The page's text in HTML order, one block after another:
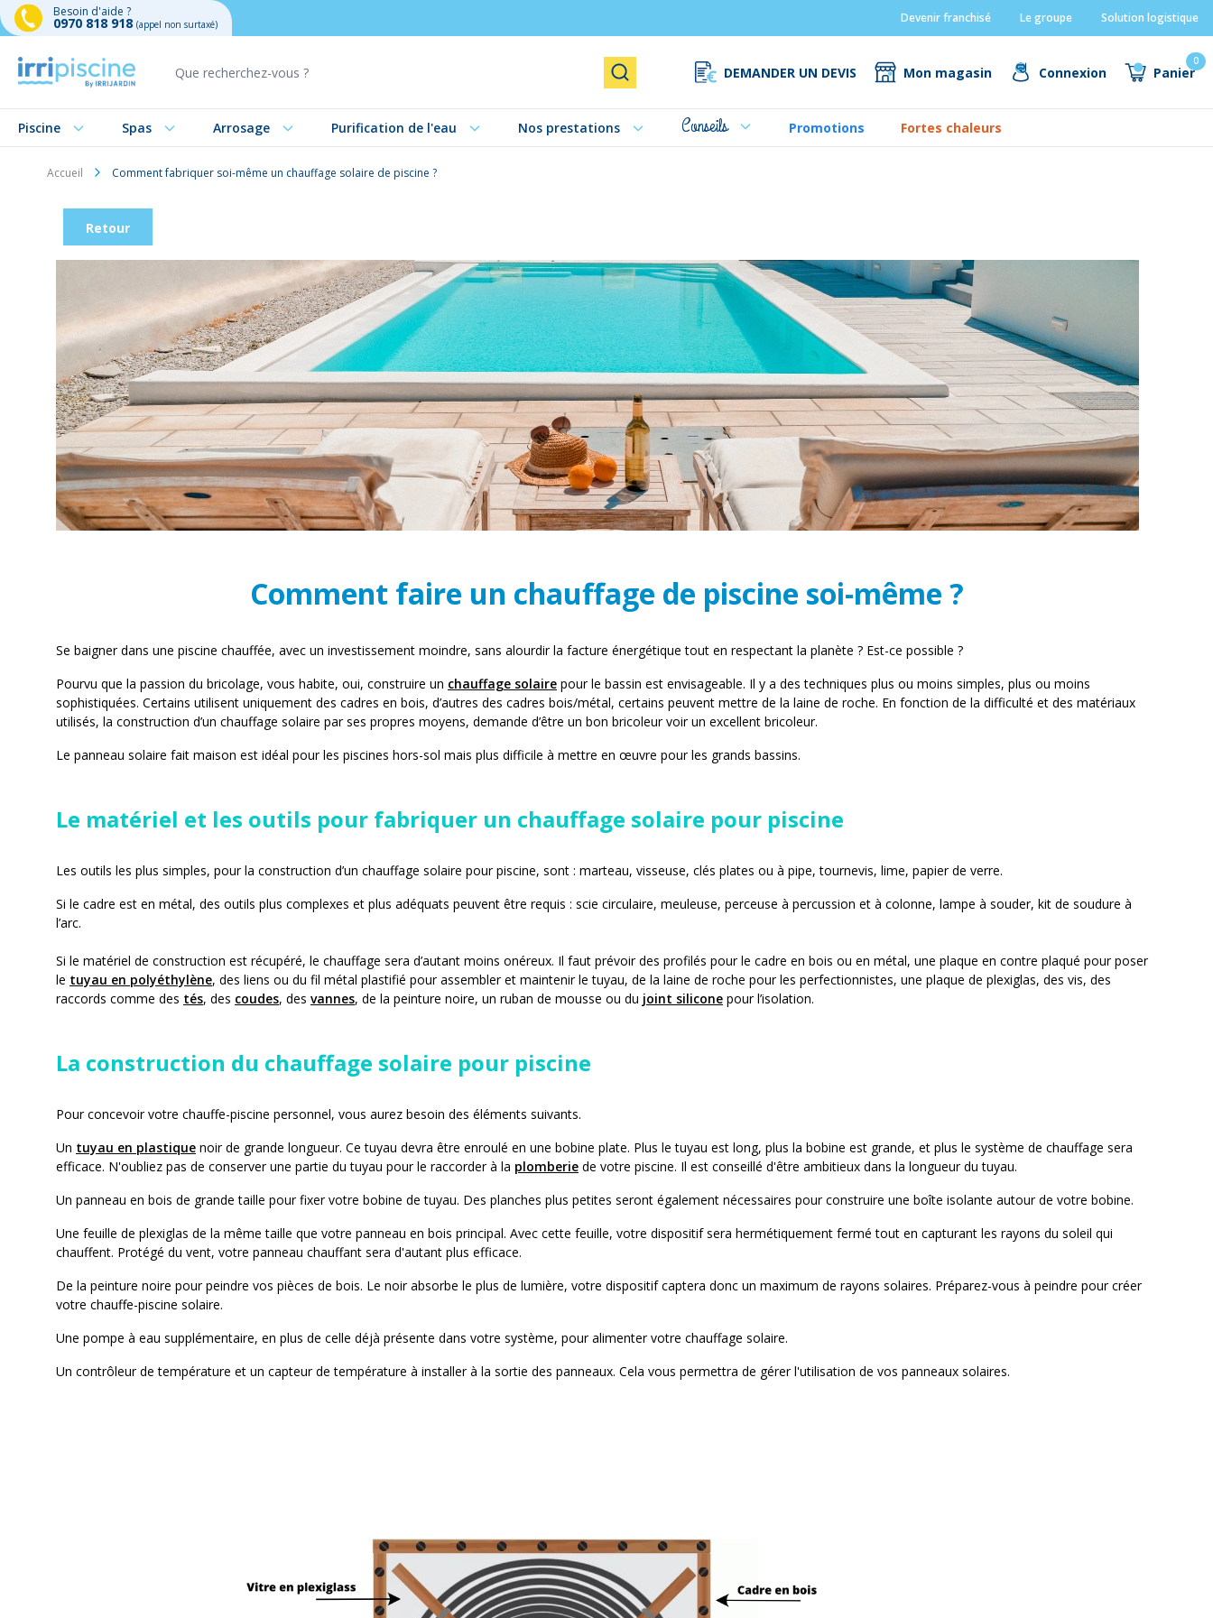
Besoin d'aide ?
0970 818 918 (appel non surtaxé) Devenir franchisé Le groupe Solution logistique
Rechercher DEMANDER UN DEVIS Mon magasin Connexion Panier
0
Piscine Spas Arrosage Purification de l'eau Nos prestations Conseils Promotions Fortes chaleurs
Accueil Comment fabriquer soi-même un chauffage solaire de piscine ?
Retour
Comment faire un chauffage de piscine soi-même ?
Se baigner dans une piscine chauffée, avec un investissement moindre, sans alourdir la facture énergétique tout en respectant la planète ? Est-ce possible ?
Pourvu que la passion du bricolage, vous habite, oui, construire un chauffage solaire pour le bassin est envisageable. Il y a des techniques plus ou moins simples, plus ou moins
sophistiquées. Certains utilisent uniquement des cadres en bois, d’autres des cadres bois/métal, certains peuvent mettre de la laine de roche. En fonction de la difficulté et des matériaux
utilisés, la construction d’un chauffage solaire par ses propres moyens, demande d’être un bon bricoleur voir un excellent bricoleur.
Le panneau solaire fait maison est idéal pour les piscines hors-sol mais plus difficile à mettre en œuvre pour les grands bassins.
Le matériel et les outils pour fabriquer un chauffage solaire pour piscine
Les outils les plus simples, pour la construction d’un chauffage solaire pour piscine, sont : marteau, visseuse, clés plates ou à pipe, tournevis, lime, papier de verre.
Si le cadre est en métal, des outils plus complexes et plus adéquats peuvent être requis : scie circulaire, meuleuse, perceuse à percussion et à colonne, lampe à souder, kit de soudure à
l’arc.
Si le matériel de construction est récupéré, le chauffage sera d’autant moins onéreux. Il faut prévoir des profilés pour le cadre en bois ou en métal, une plaque en contre plaqué pour poser
le tuyau en polyéthylène, des liens ou du fil métal plastifié pour assembler et maintenir le tuyau, de la laine de roche pour les perfectionnistes, une plaque de plexiglas, des vis, des
raccords comme des tés, des coudes, des vannes, de la peinture noire, un ruban de mousse ou du joint silicone pour l’isolation.
La construction du chauffage solaire pour piscine
Pour concevoir votre chauffe-piscine personnel, vous aurez besoin des éléments suivants.
Un tuyau en plastique noir de grande longueur. Ce tuyau devra être enroulé en une bobine plate. Plus le tuyau est long, plus la bobine est grande, et plus le système de chauffage sera
efficace. N'oubliez pas de conserver une partie du tuyau pour le raccorder à la plomberie de votre piscine. Il est conseillé d'être ambitieux dans la longueur du tuyau.
Un panneau en bois de grande taille pour fixer votre bobine de tuyau. Des planches plus petites seront également nécessaires pour construire une boîte isolante autour de votre bobine.
Une feuille de plexiglas de la même taille que votre panneau en bois principal. Avec cette feuille, votre dispositif sera hermétiquement fermé tout en capturant les rayons du soleil qui
chauffent. Protégé du vent, votre panneau chauffant sera d'autant plus efficace.
De la peinture noire pour peindre vos pièces de bois. Le noir absorbe le plus de lumière, votre dispositif captera donc un maximum de rayons solaires. Préparez-vous à peindre pour créer
votre chauffe-piscine solaire.
Une pompe à eau supplémentaire, en plus de celle déjà présente dans votre système, pour alimenter votre chauffage solaire.
Un contrôleur de température et un capteur de température à installer à la sortie des panneaux. Cela vous permettra de gérer l'utilisation de vos panneaux solaires.